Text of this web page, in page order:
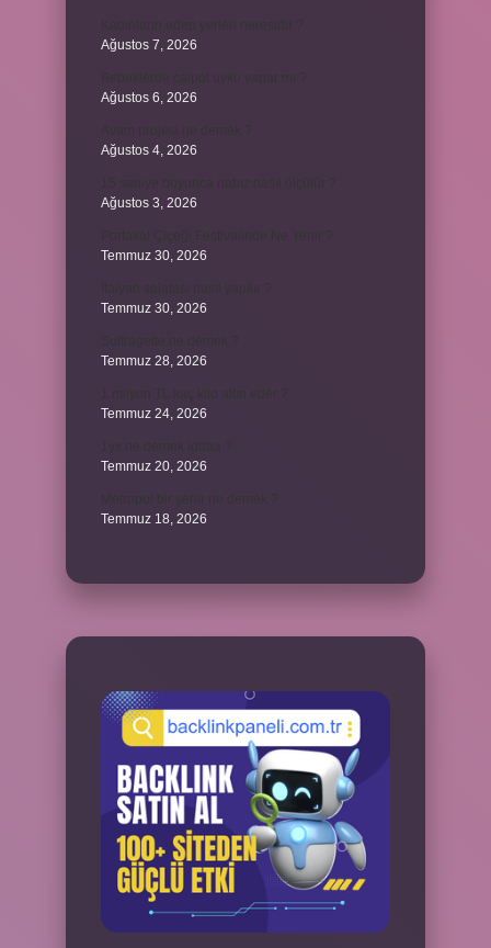
Ağustos 7, 2026
Ağustos 6, 2026
Ağustos 4, 2026
Ağustos 3, 2026
Temmuz 30, 2026
Temmuz 30, 2026
Temmuz 28, 2026
Temmuz 24, 2026
Temmuz 20, 2026
Temmuz 18, 2026